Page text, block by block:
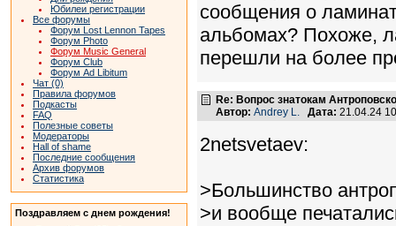
Юбилеи регистрации
Все форумы
Форум Lost Lennon Tapes
Форум Photo
Форум Music General
Форум Club
Форум Ad Libitum
Чат (0)
Правила форумов
Подкасты
FAQ
Полезные советы
Модераторы
Hall of shame
Последние сообщения
Архив форумов
Статистика
Поздравляем с днем рождения!
сообщения о
альбомах? Похоже,
перешли на более
Re: Вопрос знатокам
Автор: Andrey L. Дата: 21.04.24
2netsvetaev:
>Большинство
>и вообще